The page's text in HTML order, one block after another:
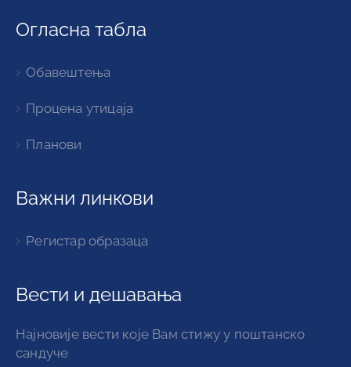
Огласна табла
Обавештења
Процена утицаја
Планови
Важни линкови
Регистар образаца
Вести и дешавања
Најновије вести које Вам стижу у поштанско
сандуче